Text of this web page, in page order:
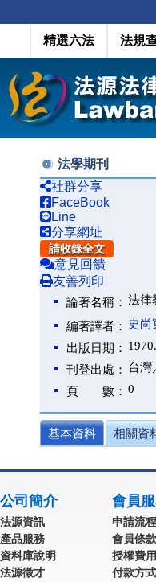
精選六法 法規
法學期刊
社群分享
FaceBook
Line
分享網址
請收錄全文
意見回饋
友善列印
論著名稱： 法律
編著譯者：
史尚
出版日期：
刊登出處： 台灣
頁 數： 0
基本資料 相關資
公司簡介
法源資訊
產品服務
資料庫說明
法源徵才
會員
申請流程
會員條款
授權費用
付款方式